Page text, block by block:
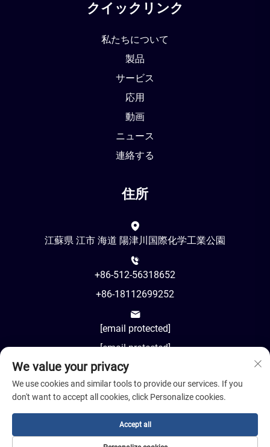
クイックリンク
私たちについて
製品
サービス
応用
動画
ニュース
連絡する
住所
江蘇県 江市 海道 陽津川国際化学工業公園
+86-512-56318652
+86-18112699252
[email protected]
[email protected]
AM8:00-PM18:00
We value your privacy
We use cookies and similar tools to provide our services. If you
don't want to accept all cookies, click Personalize cookies.
Accept all